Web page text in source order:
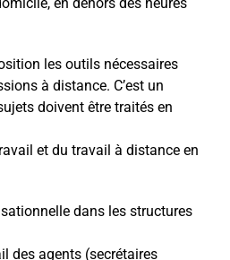
les outils nécessaires
à distance. C’est un
doivent être traités en
et du travail à distance en
dans les structures
des agents (secrétaires